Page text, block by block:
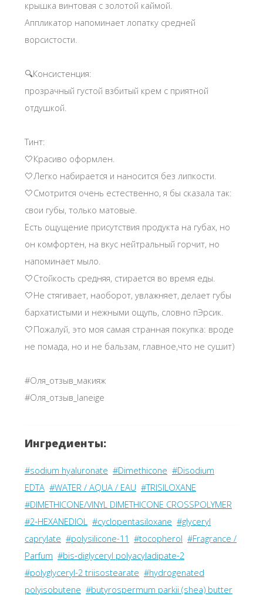
крышка винтовая с золотой каймой.
Аппликатор напоминает лопатку средней
ворсистости.
🔍Консистенция:
прозрачный густой взбитый крем с приятной
отдушкой.
Тинт:
🤍Красиво оформлен.
🤍Легко набирается и наносится без липкости.
🤍Смотрится очень естественно, я бы сказала так:
свои губы, только матовые.
Есть ощущение присутствия продукта на губах, но
он комфортен, на вкус нейтральный горчит, но
напоминает мыло.
🤍Стойкость средняя, стирается во время еды.
🤍Не стягивает, наоборот, увлажняет, делает губы
бархатистыми и нежными ощупь, словно пЭрсик.
🤍Пожалуй, это моя самая странная покупка: вроде
не помада, но и не бальзам, главное,что не сушит)
#Оля_отзыв_макияж
#Оля_отзыв_laneige
Ингредиенты:
#sodium hyaluronate #Dimethicone #Disodium
EDTA #WATER / AQUA / EAU #TRISILOXANE
#DIMETHICONE/VINYL DIMETHICONE CROSSPOLYMER
#2-HEXANEDIOL #cyclopentasiloxane #glyceryl
caprylate #polysilicone-11 #tocopherol #Fragrance /
Parfum #bis-diglyceryl polyacyladipate-2
#polyglyceryl-2 triisostearate #hydrogenated
polyisobutene #butyrospermum parkii (shea) butter